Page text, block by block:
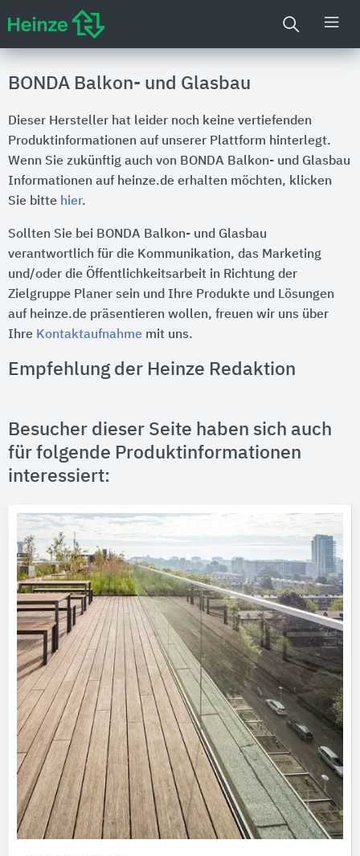
BONDA Balkon- und Glasbau
Dieser Hersteller hat leider noch keine vertiefenden
Produktinformationen auf unserer Plattform hinterlegt.
Wenn Sie zukünftig auch von BONDA Balkon- und Glasbau
Informationen auf heinze.de erhalten möchten, klicken
Sie bitte hier.
Sollten Sie bei BONDA Balkon- und Glasbau
verantwortlich für die Kommunikation, das Marketing
und/oder die Öffentlichkeitsarbeit in Richtung der
Zielgruppe Planer sein und Ihre Produkte und Lösungen
auf heinze.de präsentieren wollen, freuen wir uns über
Ihre Kontaktaufnahme mit uns.
Empfehlung der Heinze Redaktion
Besucher dieser Seite haben sich auch
für folgende Produktinformationen
interessiert: